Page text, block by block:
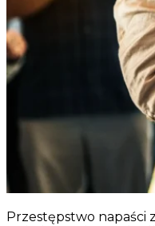
Przestępstwo napaści